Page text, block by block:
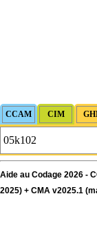
Aide au Codage 2026 -
2025) + CMA v2025.1